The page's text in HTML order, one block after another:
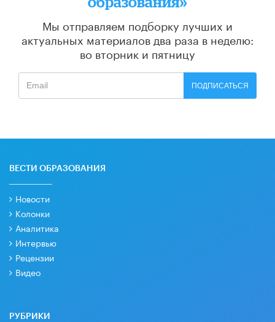
Мы отправляем подборку лучших и
актуальных материалов два раза в неделю:
во вторник и пятницу
ПОДПИСАТЬСЯ
ВЕСТИ ОБРАЗОВАНИЯ
Новости
Колонки
Аналитика
Интервью
Рецензии
Видео
РУБРИКИ